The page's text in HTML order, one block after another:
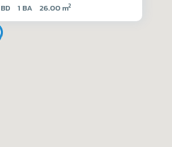
1 BA 26.00 m2